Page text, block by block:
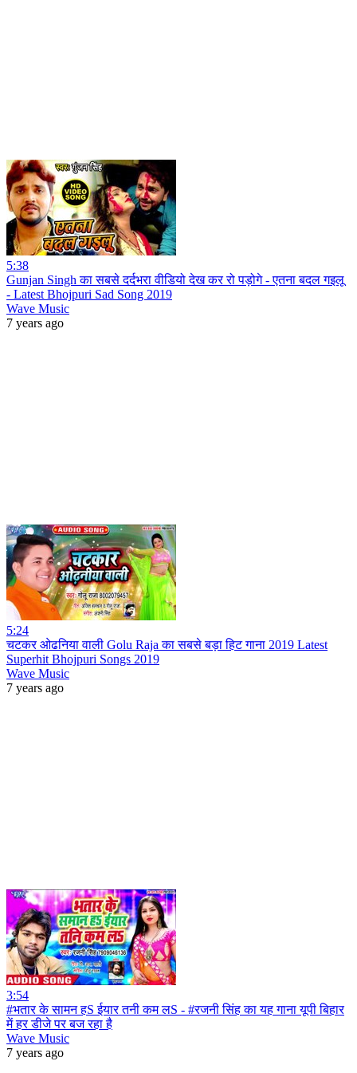
5:38
Gunjan Singh का सबसे दर्दभरा वीडियो देख कर रो पड़ोगे - एतना बदल गइलू
- Latest Bhojpuri Sad Song 2019
Wave Music
7 years ago
5:24
चटकर ओढनिया वाली Golu Raja का सबसे बड़ा हिट गाना 2019 Latest
Superhit Bhojpuri Songs 2019
Wave Music
7 years ago
3:54
#भतार के सामन हS ईयार तनी कम लS - #रजनी सिंह का यह गाना यूपी बिहार
में हर डीजे पर बज रहा है
Wave Music
7 years ago